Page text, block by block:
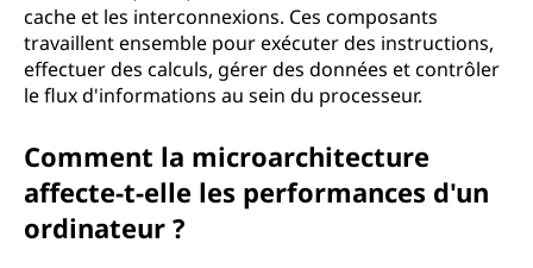
cache et les interconnexions. Ces composants
travaillent ensemble pour exécuter des instructions,
effectuer des calculs, gérer des données et contrôler
le flux d'informations au sein du processeur.
Comment la microarchitecture
affecte-t-elle les performances d'un
ordinateur ?